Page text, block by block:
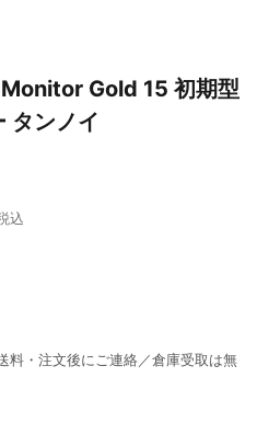
Gold 15 初期型
タンノイ
込
料・注文後にご連絡／倉庫受取は無